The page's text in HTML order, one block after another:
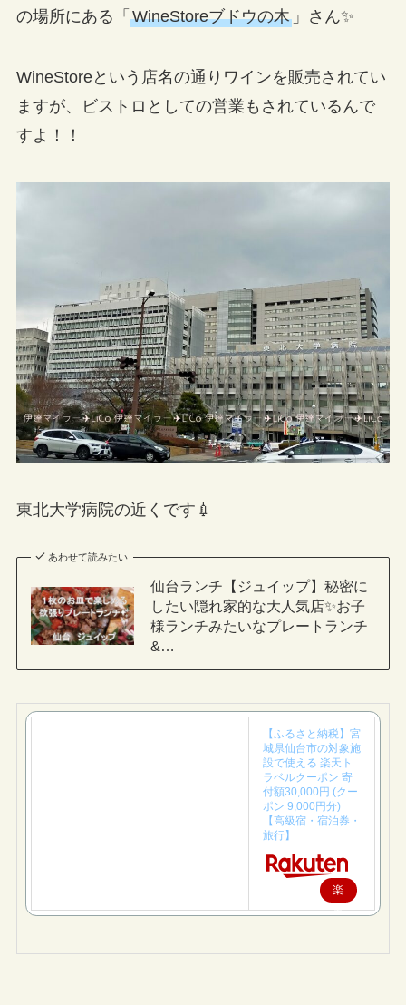
の場所にある「 WineStoreブドウの木」さん✨
WineStoreという店名の通りワインを販売されてい
ますが、ビストロとしての営業もされているんで
すよ！！
東北大学病院の近くです💉
あわせて読みたい
仙台ランチ【ジュイップ】秘密に
したい隠れ家的な大人気店✨お子
様ランチみたいなプレートランチ
&…
【ふるさと納税】宮
城県仙台市の対象施
設で使える 楽天ト
ラベルクーポン 寄
付額30,000円 (クー
ポン 9,000円分)
【高級宿・宿泊券・
旅行】
楽
天